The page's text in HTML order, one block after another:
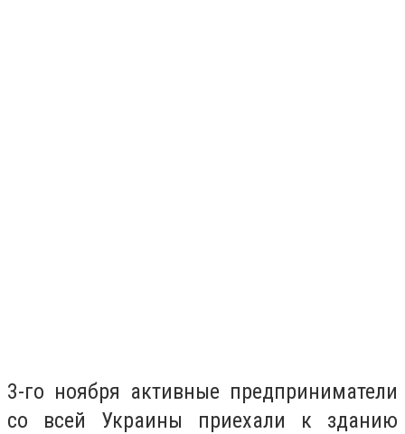
3-го ноября активные предприниматели
со всей Украины приехали к зданию